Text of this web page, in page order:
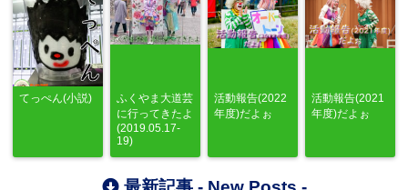
てっぺん(小説)
ふくやま大道芸
に行ってきたよ
(2019.05.17-
19)
活動報告(2022
年度)だよぉ
活動報告(2021
年度)だよぉ